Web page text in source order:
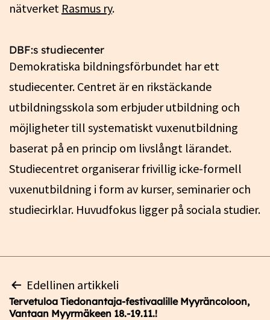
nätverket Rasmus ry.
DBF:s studiecenter
Demokratiska bildningsförbundet har ett
studiecenter. Centret är en rikstäckande
utbildningsskola som erbjuder utbildning och
möjligheter till systematiskt vuxenutbildning
baserat på en princip om livslångt lärandet.
Studiecentret organiserar frivillig icke-formell
vuxenutbildning i form av kurser, seminarier och
studiecirklar. Huvudfokus ligger på sociala studier.
Artikkelien
selaus
Edellinen artikkeli
Tervetuloa Tiedonantaja-festivaalille Myyräncoloon,
Vantaan Myyrmäkeen 18.-19.11.!